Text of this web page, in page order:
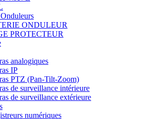
ONDULEUR
PROTECTEUR
analogiques
IP
PTZ (Pan-Tilt-Zoom)
de surveillance intérieure
de surveillance extérieure
numériques